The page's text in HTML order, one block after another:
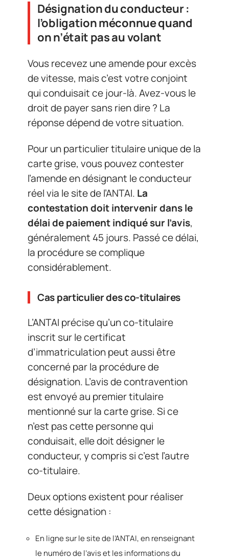
Désignation du conducteur :
l’obligation méconnue quand
on n’était pas au volant
Vous recevez une amende pour excès
de vitesse, mais c’est votre conjoint
qui conduisait ce jour-là. Avez-vous le
droit de payer sans rien dire ? La
réponse dépend de votre situation.
Pour un particulier titulaire unique de la
carte grise, vous pouvez contester
l’amende en désignant le conducteur
réel via le site de l’ANTAI. La
contestation doit intervenir dans le
délai de paiement indiqué sur l’avis,
généralement 45 jours. Passé ce délai,
la procédure se complique
considérablement.
Cas particulier des co-titulaires
L’ANTAI précise qu’un co-titulaire
inscrit sur le certificat
d’immatriculation peut aussi être
concerné par la procédure de
désignation. L’avis de contravention
est envoyé au premier titulaire
mentionné sur la carte grise. Si ce
n’est pas cette personne qui
conduisait, elle doit désigner le
conducteur, y compris si c’est l’autre
co-titulaire.
Deux options existent pour réaliser
cette désignation :
En ligne sur le site de l’ANTAI, en renseignant
le numéro de l’avis et les informations du